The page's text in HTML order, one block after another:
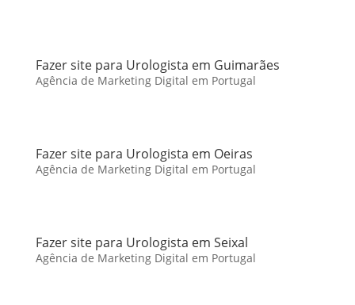
Fazer site para Urologista em Guimarães
Agência de Marketing Digital em Portugal
Fazer site para Urologista em Oeiras
Agência de Marketing Digital em Portugal
Fazer site para Urologista em Seixal
Agência de Marketing Digital em Portugal